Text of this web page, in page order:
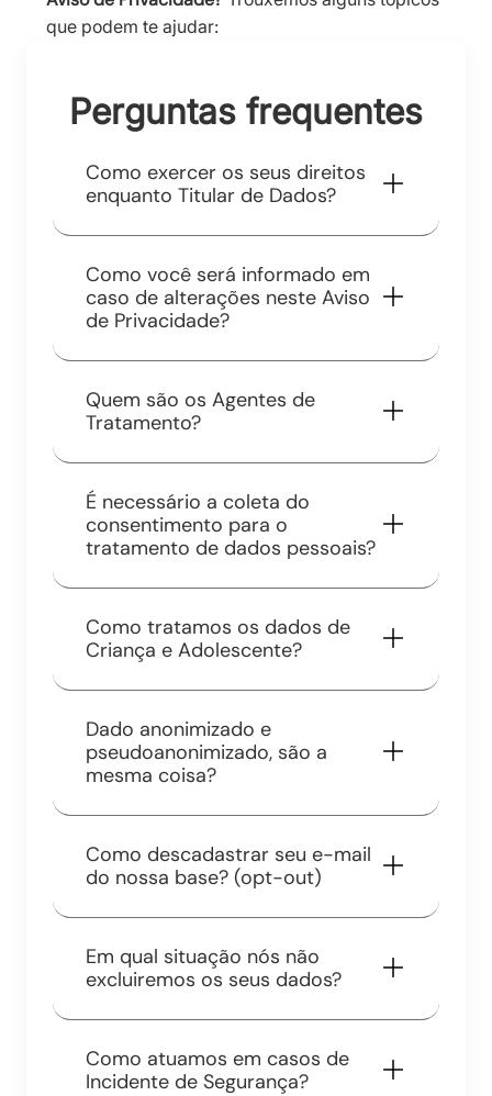
que podem te ajudar:
Perguntas frequentes
Como exercer os seus direitos
enquanto Titular de Dados?
Como você será informado em
caso de alterações neste Aviso
de Privacidade?
Quem são os Agentes de
Tratamento?
É necessário a coleta do
consentimento para o
tratamento de dados pessoais?
Como tratamos os dados de
Criança e Adolescente?
Dado anonimizado e
pseudoanonimizado, são a
mesma coisa?
Como descadastrar seu e-mail
do nossa base? (opt-out)
Em qual situação nós não
excluiremos os seus dados?
Como atuamos em casos de
Incidente de Segurança?